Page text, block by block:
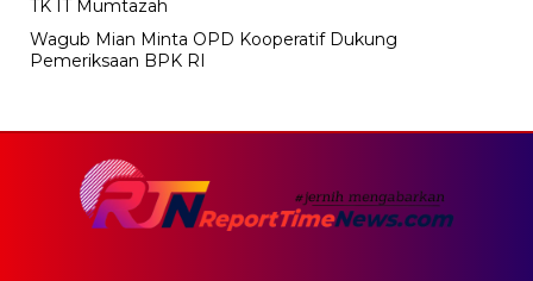
TK IT Mumtazah
Wagub Mian Minta OPD Kooperatif Dukung
Pemeriksaan BPK RI